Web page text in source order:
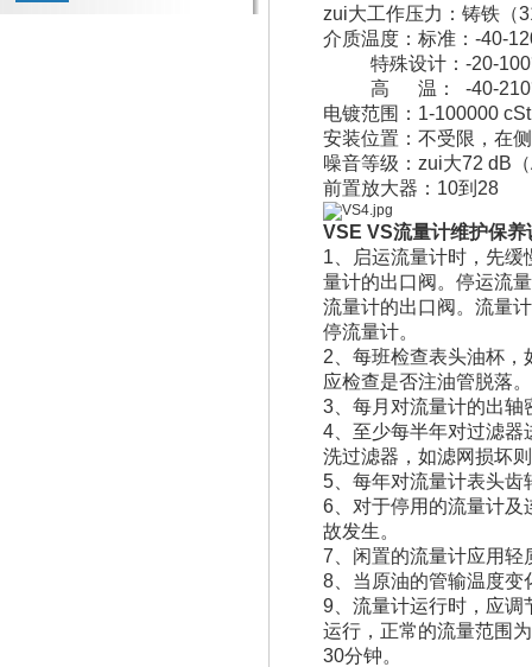
zui大工作压力：铸铁（
介质温度：标准：-40-
特殊设计：-20-
高 温： -40-
电镀范围：1-100000 cSt
安装位置：不受限，在
噪音等级：zui大72 dB
前置放大器：10到28
VSE VS流量计维护保养
1、启运流量计时，先
量计的出口阀。停运流
流量计的出口阀。流量
停流量计。
2、每班检查表头油杯
应检查是否注油管脱落
3、每月对流量计的出
4、至少每半年对过滤器
洗过滤器，如滤网损坏
5、每年对流量计表头齿
6、对于停用的流量计及
故发生。
7、闲置的流量计应用轻
8、当原油的管输温度
9、流量计运行时，应调
运行，正常的流量范围
30分钟。